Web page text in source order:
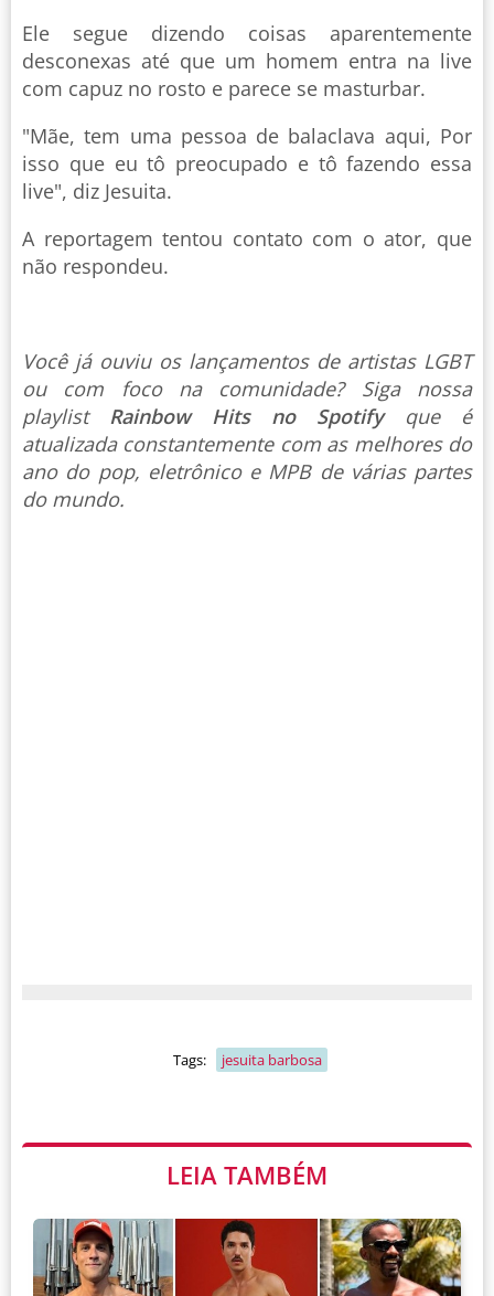
Ele segue dizendo coisas aparentemente
desconexas até que um homem entra na live
com capuz no rosto e parece se masturbar.
"Mãe, tem uma pessoa de balaclava aqui, Por
isso que eu tô preocupado e tô fazendo essa
live", diz Jesuita.
A reportagem tentou contato com o ator, que
não respondeu.
Você já ouviu os lançamentos de artistas LGBT
ou com foco na comunidade? Siga nossa
playlist Rainbow Hits no Spotify que é
atualizada constantemente com as melhores do
ano do pop, eletrônico e MPB de várias partes
do mundo.
Tags: jesuita barbosa
LEIA TAMBÉM